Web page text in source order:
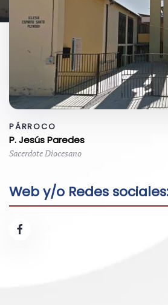
PÁRROCO
P. Jesús Paredes
Sacerdote Diocesano
Web y/o Redes